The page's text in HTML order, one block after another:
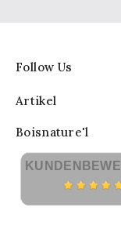
Follow Us
Artikel
Boisnature'l